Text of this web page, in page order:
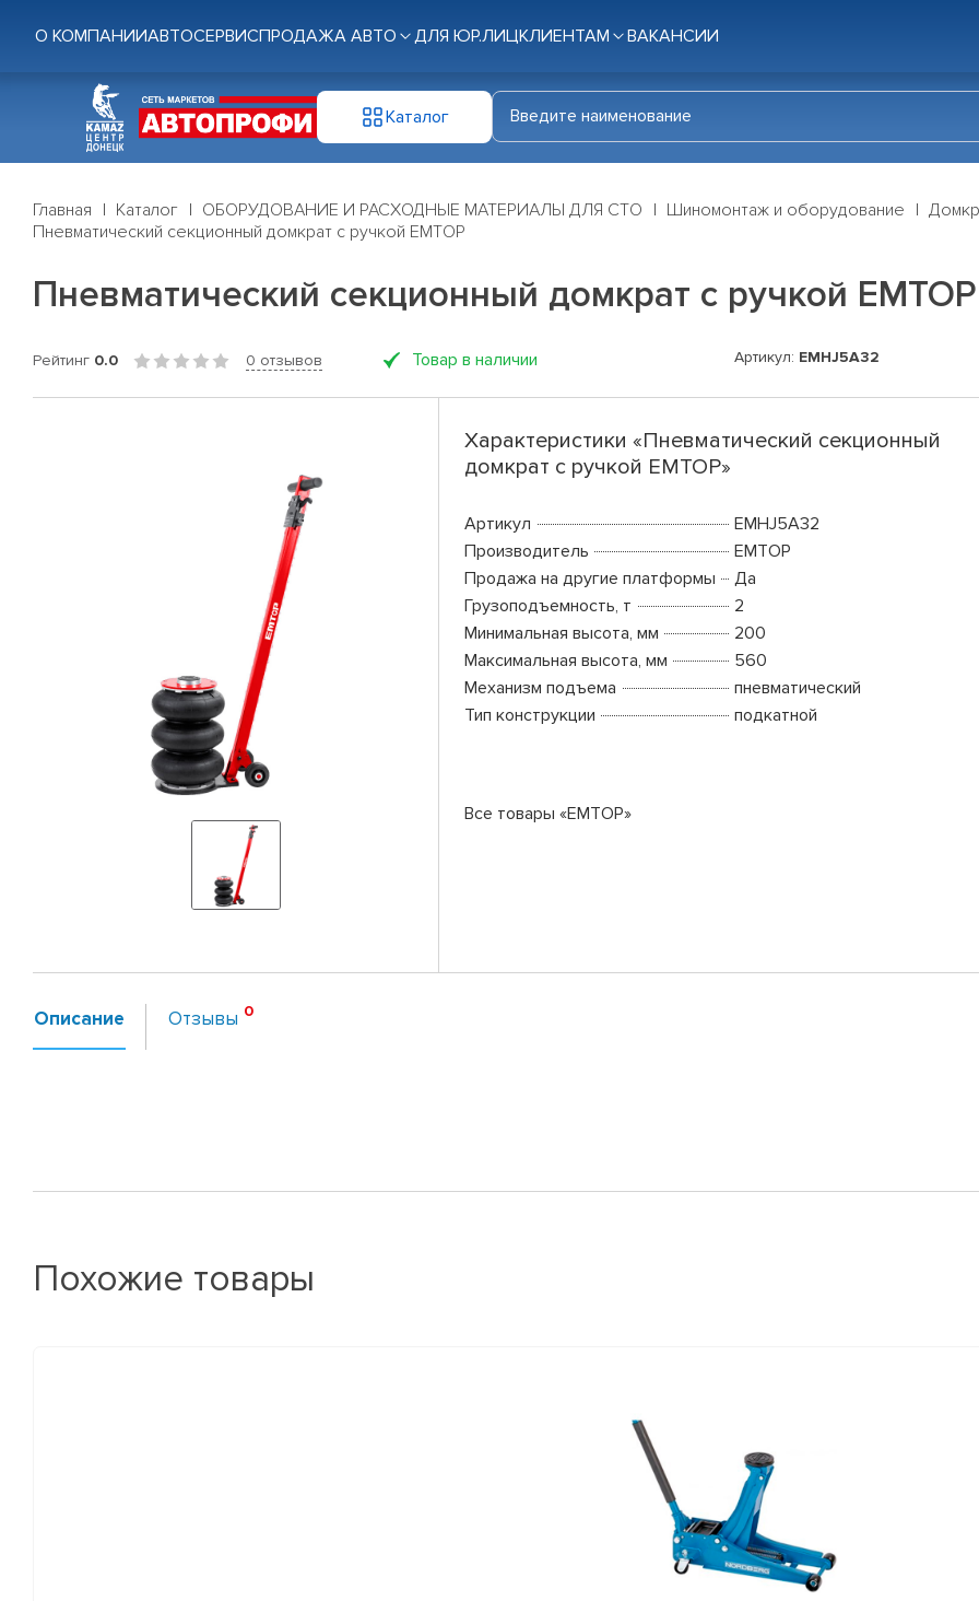
О КОМПАНИИАВТОСЕРВИСПРОДАЖА АВТО ДЛЯ ЮР.ЛИЦКЛИЕНТАМ ВАКАНСИИ
Каталог
Главная Каталог ОБОРУДОВАНИЕ И РАСХОДНЫЕ МАТЕРИАЛЫ ДЛЯ СТО Шиномонтаж и оборудование
Пневматический секционный домкрат с ручкой EMTOP
Пневматический секционный домкрат с ручкой EMTOP
Рейтинг 0.0 0 отзывов Товар в наличии Артикул: EMHJ5A32
Характеристики «Пневматический секционный
домкрат с ручкой EMTOP»
Артикул
EMHJ5A32
Производитель
EMTOP
Продажа на другие платформы
Да
Грузоподъемность, т
2
Минимальная высота, мм
200
Максимальная высота, мм
560
Механизм подъема
пневматический
Тип конструкции
подкатной
Все товары «EMTOP»
Описание Отзывы
Похожие товары